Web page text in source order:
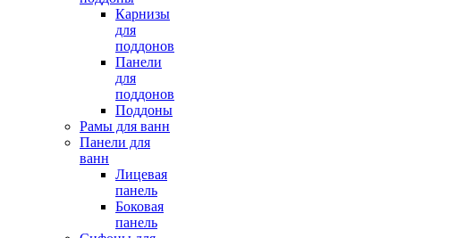
Карнизы
для
поддонов
Панели
для
поддонов
Поддоны
Рамы для ванн
Панели для
ванн
Лицевая
панель
Боковая
панель